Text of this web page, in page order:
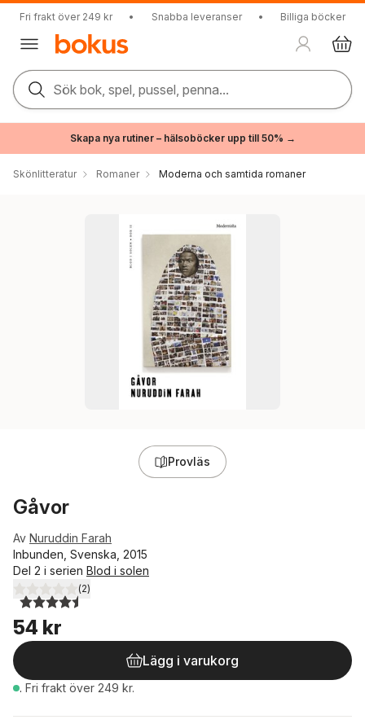
Fri frakt över 249 kr • Snabba leveranser • Billiga böcker
Sök bok, spel, pussel, penna...
Skapa nya rutiner – hälsoböcker upp till 50% →
Skönlitteratur Romaner Moderna och samtida romaner
Provläs
Gåvor
Av Nuruddin Farah
Inbunden, Svenska, 2015
Del 2 i serien Blod i solen
4,5utav 5 stjärnor. Totalt antal röster:
(2)
54 kr
Lägg i varukorg
. Fri frakt över 249 kr.